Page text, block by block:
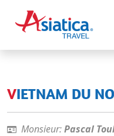
VIETNAM DU
Monsieur:Pascal